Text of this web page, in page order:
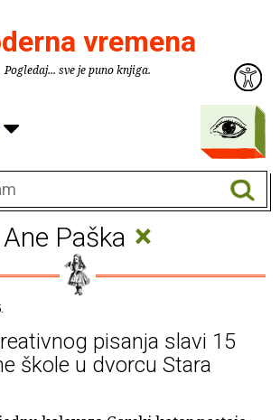
vremena
Pogledaj... sve je puno knjiga.
Ane Paška ×
pisanja slavi 15
škole u dvorcu Stara